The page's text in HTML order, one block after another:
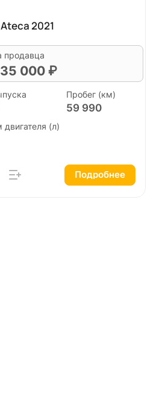
Ateca 2021
продавца
000 ₽
Пробег (км)
59 990
(л)
Подробнее